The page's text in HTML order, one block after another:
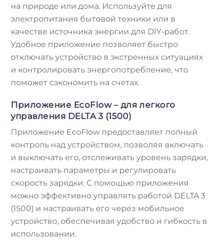
на природе или дома. Используйте для
электропитания бытовой техники или в
качестве источника энергии для DIY-работ.
Удобное приложение позволяет быстро
отключать устройство в экстренных ситуациях
и контролировать энергопотребление, что
поможет сэкономить на счетах.
Приложение EcoFlow – для легкого
управления DELTA 3 (1500)
Приложение EcoFlow предоставляет полный
контроль над устройством, позволяя включать
и выключать его, отслеживать уровень зарядки,
настраивать параметры и регулировать
скорость зарядки. С помощью приложения
можно эффективно управлять работой DELTA 3
(1500) и настраивать его через мобильное
устройство, обеспечивая удобство и гибкость в
использовании.